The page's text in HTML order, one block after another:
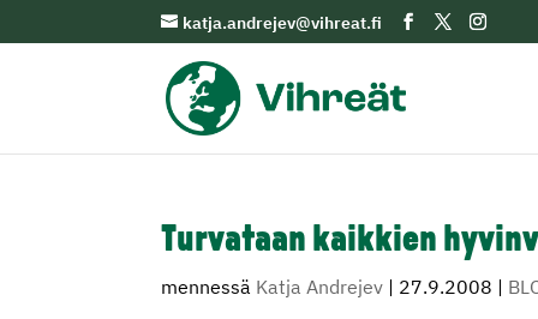
katja.andrejev@vihreat.fi
Turvataan kaikkien
mennessä Katja Andrejev | 27.9.2008 |